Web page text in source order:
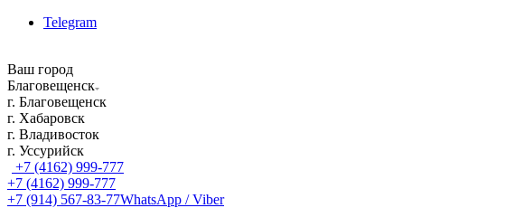
Telegram
Ваш город
Благовещенск
г. Благовещенск
г. Хабаровск
г. Владивосток
г. Уссурийск
+7 (4162) 999-777
+7 (4162) 999-777
+7 (914) 567-83-77WhatsApp / Viber